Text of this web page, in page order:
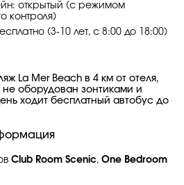
открытый (с режимом
контроля)
(3-10 лет, с 8:00 до 18:00)
La Mer Beach в 4 км от отеля,
оборудован зонтиками и
ходит бесплатный автобус до
Club Room Scenic, One Bedroom